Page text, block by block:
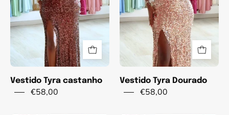
Vestido Tyra castanho
€58,00
Vestido Tyra Dourado
€58,00